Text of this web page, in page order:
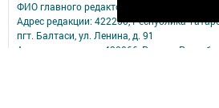
ФИО главного редактора: Закиев Вакиф
Адрес редакции: 422250, Республика
пгт. Балтаси, ул. Ленина, д. 91
Адрес учредителя: 420066, Россия,